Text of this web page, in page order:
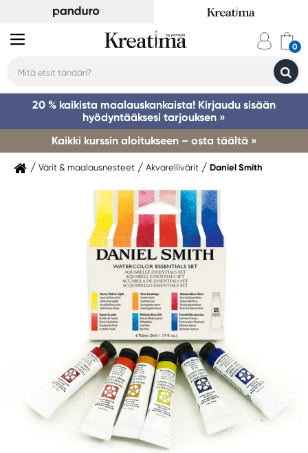
20 % kaikista maalauskankaista! Kirjaudu sisään
hyödyntääksesi tarjouksen »
Kaikki kurssin aloitukseen – osta täältä »
Värit & maalausnesteet Akvarellivärit Daniel Smith